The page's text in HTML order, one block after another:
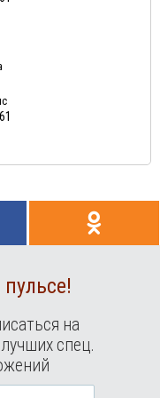
на
спец.